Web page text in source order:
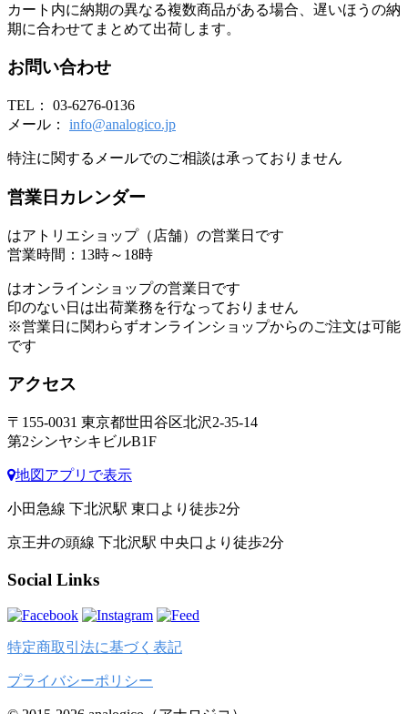
カート内に納期の異なる複数商品がある場合、遅いほうの納
期に合わせてまとめて出荷します。
お問い合わせ
TEL： 03-6276-0136
メール： info@analogico.jp
特注に関するメールでのご相談は承っておりません
営業日カレンダー
はアトリエショップ（店舗）の営業日です
営業時間：13時～18時
はオンラインショップの営業日です
印のない日は出荷業務を行なっておりません
※営業日に関わらずオンラインショップからのご注文は可能
です
アクセス
〒155-0031 東京都世田谷区北沢2-35-14
第2シンヤシキビルB1F
地図アプリで表示
小田急線 下北沢駅 東口より徒歩2分
京王井の頭線 下北沢駅 中央口より徒歩2分
Social Links
特定商取引法に基づく表記
プライバシーポリシー